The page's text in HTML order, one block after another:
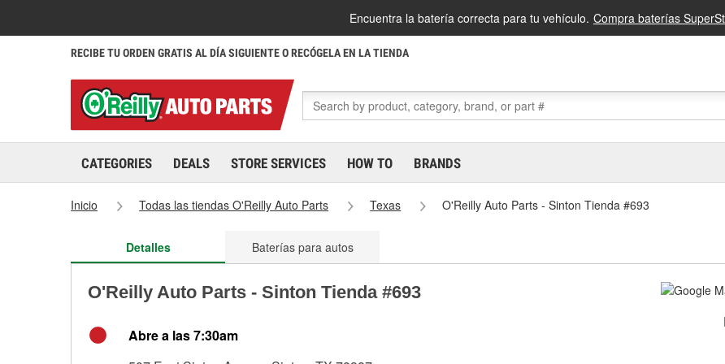
Encuentra la batería correcta para tu vehículo. Compra baterías
RECIBE TU ORDEN GRATIS AL DÍA SIGUIENTE O RECÓGELA EN LA TIENDA
CATEGORIES DEALS STORE SERVICES HOW TO BRANDS
Inicio Todas las tiendas O'Reilly Auto Parts Texas O'Reilly Auto Parts - Sinton Tienda #693
Detalles Baterías para autos
O'Reilly Auto Parts - Sinton Tienda #693
Abre a las 7:30am